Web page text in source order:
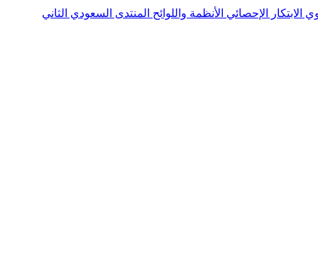
الابتكار الإحصائي الأنظمة واللوائح المنتدى السعودي الثاني